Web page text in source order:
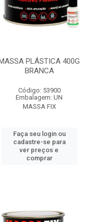
PLÁSTICA 400G
BRANCA
Código: 53900
Embalagem: UN
MASSA FIX
Faça seu login ou
cadastre-se para
ver preços e
comprar